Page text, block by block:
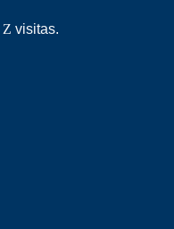
visitas.